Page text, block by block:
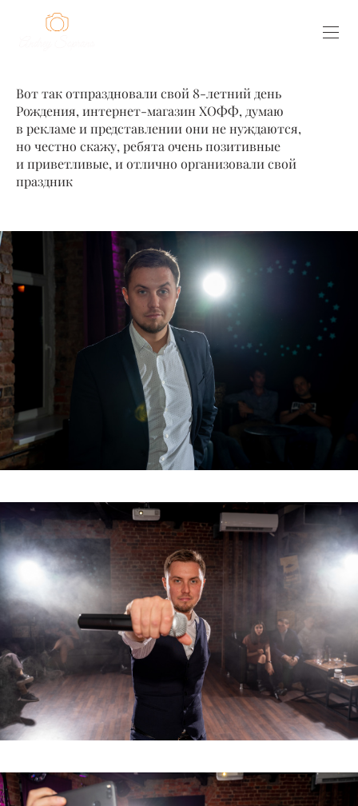
Вот так отпраздновали свой 8-летний день
Рождения, интернет-магазин ХОФФ, думаю
в рекламе и представлении они не нуждаются,
но честно скажу, ребята очень позитивные
и приветливые, и отлично организовали свой
праздник